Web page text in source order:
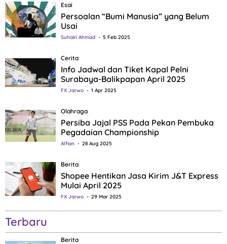
Esai
Persoalan “Bumi Manusia” yang Belum
Usai
Suhairi Ahmad 5 Feb 2025
Cerita
Info Jadwal dan Tiket Kapal Pelni
Surabaya-Balikpapan April 2025
FX Jarwo 1 Apr 2025
Olahraga
Persiba Jajal PSS Pada Pekan Pembuka
Pegadaian Championship
Alfian 28 Aug 2025
Berita
Shopee Hentikan Jasa Kirim J&T Express
Mulai April 2025
FX Jarwo 29 Mar 2025
Terbaru
Berita